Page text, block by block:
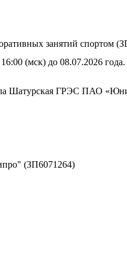
занятий спортом
(мск) до 08.07.2026 года.
Шатурская ГРЭС ПАО
(ЗП6071264)